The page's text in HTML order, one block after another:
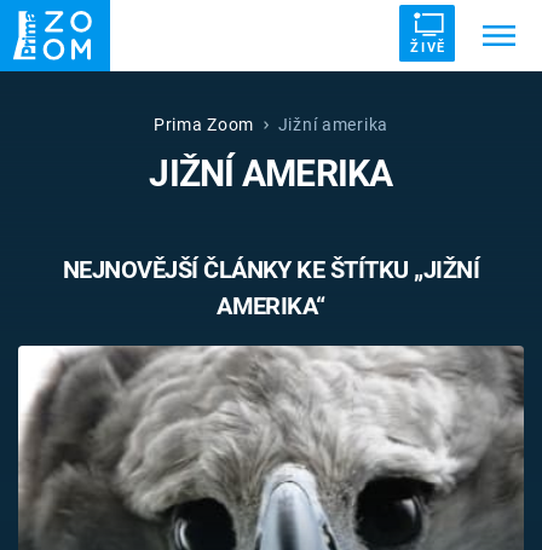
ŽIVĚ
ZRÁDCI UFO DRUHÁ SVĚTOVÁ VÁLKA
VETŘELCI DÁVNOVĚKU
Témata
Pořady
TV Program
Prima Zoom Jižní amerika
JIŽNÍ AMERIKA
NEJNOVĚJŠÍ ČLÁNKY KE ŠTÍTKU „JIŽNÍ
AMERIKA“